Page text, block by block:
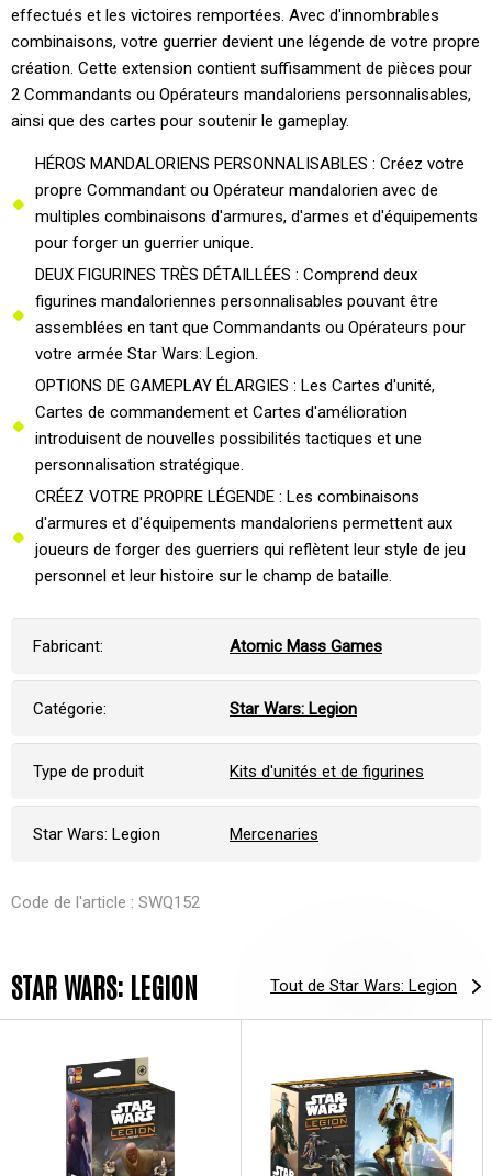
effectués et les victoires remportées. Avec d'innombrables
combinaisons, votre guerrier devient une légende de votre propre
création. Cette extension contient suffisamment de pièces pour
2 Commandants ou Opérateurs mandaloriens personnalisables,
ainsi que des cartes pour soutenir le gameplay.
HÉROS MANDALORIENS PERSONNALISABLES : Créez votre
propre Commandant ou Opérateur mandalorien avec de
multiples combinaisons d'armures, d'armes et d'équipements
pour forger un guerrier unique.
DEUX FIGURINES TRÈS DÉTAILLÉES : Comprend deux
figurines mandaloriennes personnalisables pouvant être
assemblées en tant que Commandants ou Opérateurs pour
votre armée Star Wars: Legion.
OPTIONS DE GAMEPLAY ÉLARGIES : Les Cartes d'unité,
Cartes de commandement et Cartes d'amélioration
introduisent de nouvelles possibilités tactiques et une
personnalisation stratégique.
CRÉEZ VOTRE PROPRE LÉGENDE : Les combinaisons
d'armures et d'équipements mandaloriens permettent aux
joueurs de forger des guerriers qui reflètent leur style de jeu
personnel et leur histoire sur le champ de bataille.
Fabricant: Atomic Mass Games
Catégorie: Star Wars: Legion
Type de produit Kits d'unités et de figurines
Star Wars: Legion Mercenaries
Code de l'article : SWQ152
STAR WARS: LEGION Tout de Star Wars: Legion